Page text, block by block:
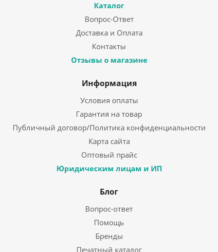
Каталог
Вопрос-Ответ
Доставка и Оплата
Контакты
Отзывы о магазине
Информация
Условия оплаты
Гарантия на товар
Публичный договор/Политика конфиденциальности
Карта сайта
Оптовый прайс
Юридическим лицам и ИП
Блог
Вопрос-ответ
Помощь
Бренды
Печатный каталог